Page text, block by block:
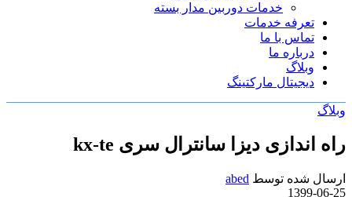
خدمات دوربین مدار بسته
تعرفه خدمات
تماس با ما
درباره ما
وبلاگ
دیجیتال مارکتینگ
وبلاگ
راه اندازی دیزا سانترال سری kx-te
ارسال شده توسط abed
1399-06-25